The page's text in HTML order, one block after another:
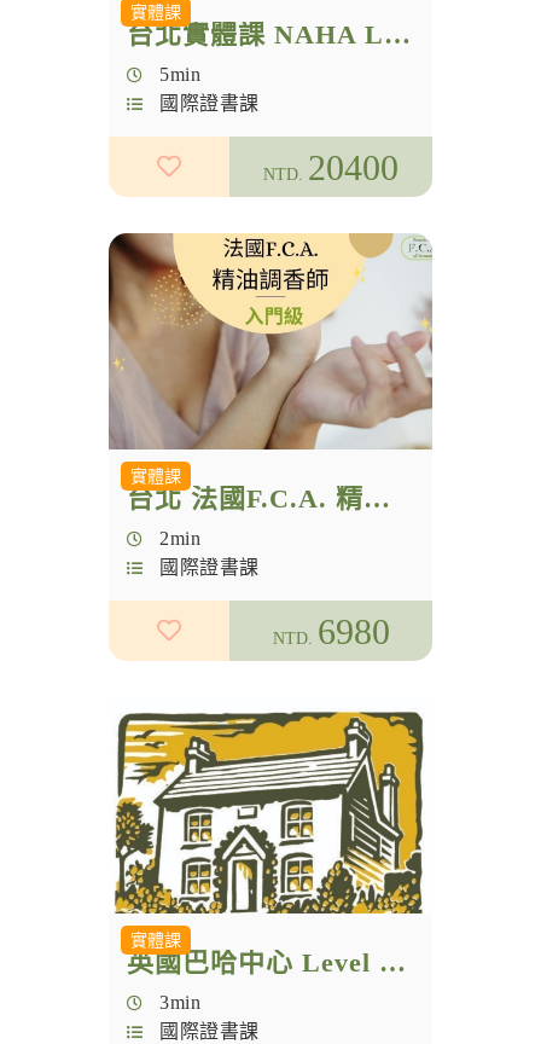
實體課
台北實體課 NAHA Level 1美國芳療證照 暨 法國F.C.A.調香師 雙證書
5min
國際證書課
NTD. 20400
實體課
台北 法國F.C.A. 精油調香師 入門級
2min
國際證書課
NTD. 6980
實體課
英國巴哈中心 Level 2 實體認證課
3min
國際證書課